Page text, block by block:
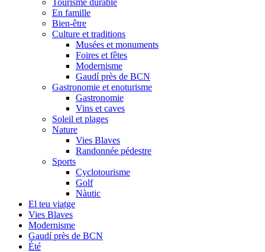
Tourisme durable
En famille
Bien-être
Culture et traditions
Musées et monuments
Foires et fêtes
Modernisme
Gaudí près de BCN
Gastronomie et enoturisme
Gastronomie
Vins et caves
Soleil et plages
Nature
Vies Blaves
Randonnée pédestre
Sports
Cyclotourisme
Golf
Nàutic
El teu viatge
Vies Blaves
Modernisme
Gaudí près de BCN
Été